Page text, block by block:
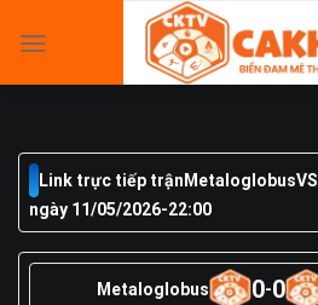
Link trực tiếp trận MetaloglobusVS
ngày 11/05/2026-22:00
Metaloglobus 0-0